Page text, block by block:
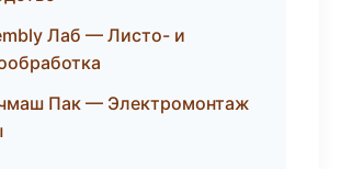
Лаб — Листо- и
Пак — Электромонтаж